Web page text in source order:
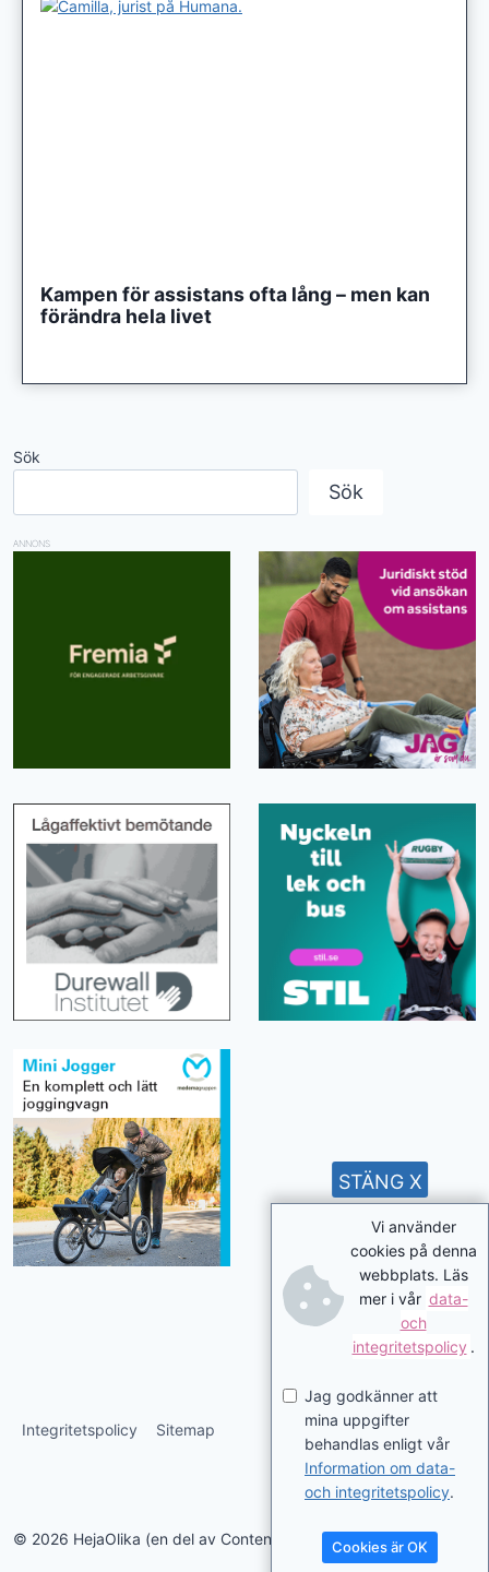
Kampen för assistans ofta lång – men kan
förändra hela livet
Sök
Sök
ANNONS
Integritetspolicy Sitemap
© 2026 HejaOlika (en del av Contentverkstan.se)
Vi använder
cookies på denna
webbplats. Läs
mer i vår data-
och
integritetspolicy .
Jag godkänner att
mina uppgifter
behandlas enligt vår
Information om data-
och integritetspolicy.
Cookies är OK
STÄNG X